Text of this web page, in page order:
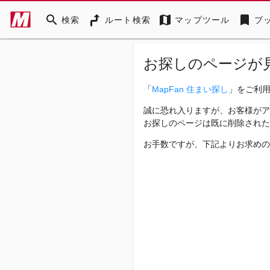
search 検索 ルート検索 map マップツール bookmark ブ
お探しのページが
「MapFan 住まい探し 」をご利
誠に恐れ入りますが、お客様が
お探しのページは既に削除され
お手数ですが、下記よりお求め